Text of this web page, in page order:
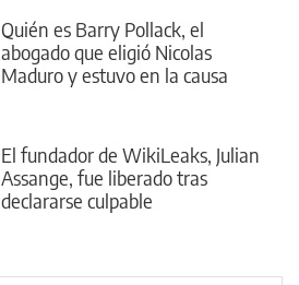
Quién es Barry Pollack, el
abogado que eligió Nicolas
Maduro y estuvo en la causa
El fundador de WikiLeaks, Julian
Assange, fue liberado tras
declararse culpable